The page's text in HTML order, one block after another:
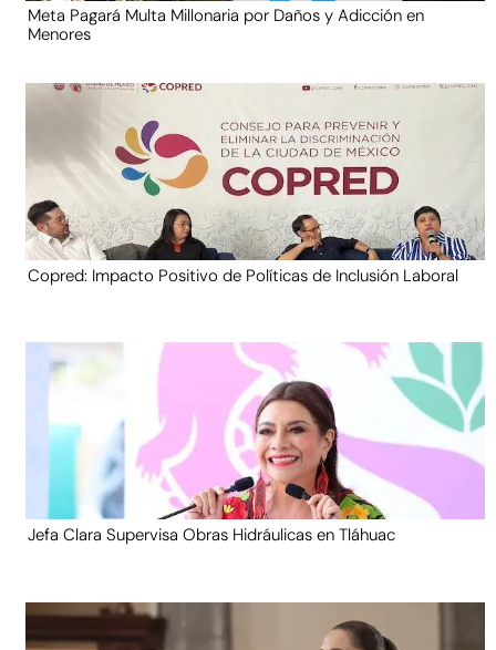
Meta Pagará Multa Millonaria por Daños y Adicción en
Menores
Copred: Impacto Positivo de Políticas de Inclusión Laboral
Jefa Clara Supervisa Obras Hidráulicas en Tláhuac